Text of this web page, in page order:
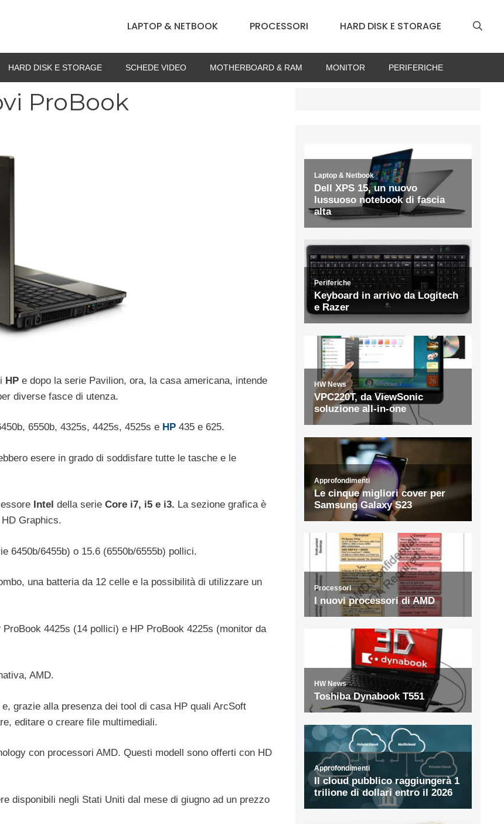
LAPTOP & NETBOOK PROCESSORI HARD DISK E STORAGE
HARD DISK E STORAGE SCHEDE VIDEO MOTHERBOARD & RAM MONITOR PERIFERICHE
ProBook
HP e dopo la serie Pavilion, ora, la casa americana, intende
diverse fasce di utenza.
6550b, 4325s, 4425s, 4525s e HP 435 e 625.
esere in grado di soddisfare tutte le tasche e le
Intel della serie Core i7, i5 e i3. La sezione grafica è
Graphics.
6450b/6455b) o 15.6 (6550b/6555b) pollici.
una batteria da 12 celle e la possibilità di utilizzare un
4425s (14 pollici) e HP ProBook 4225s (monitor da
AMD.
grazie alla presenza dei tool di casa HP quali ArcSoft
editare o creare file multimediali.
con processori AMD. Questi modell sono offerti con HD
disponibili negli Stati Uniti dal mese di giugno ad un prezzo